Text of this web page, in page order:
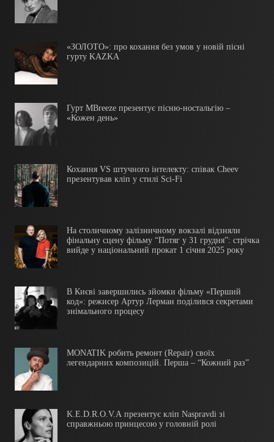
«ЗОЛОТО»: про кохання без умов у новій пісні
гурту KAZKA
Гурт MBreeze презентує пісню-ностальгію –
«Кожен день»
Кохання VS штучного інтелекту: співак Cheev
презентував кліп у стилі Sci-Fi
На столичному залізничному вокзалі відзняли
фінальну сцену фільму “Потяг у 31 грудня”: стрічка
вийде у національний прокат 1 січня 2025 року
В Києві завершились зйомки фільму «Перший
код»: режисер Артур Лерман поділився секретами
знімального процесу
MONATIK робить ремонт (Repair) своїх
легендарних композицій. Перша – “Кожний раз”
K.E.D.R.O.V.A презентує кліп Naspravdi зі
справжньою принцесою у головній ролі